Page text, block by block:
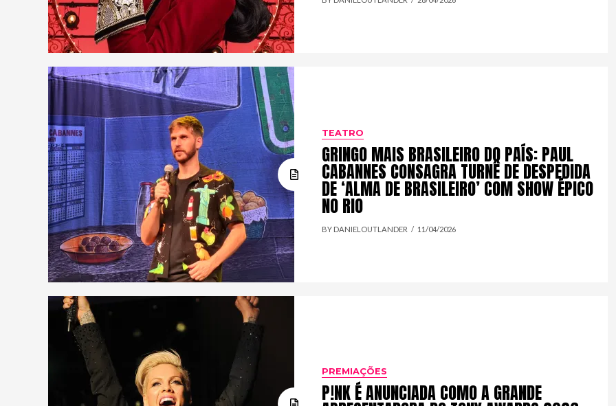
TEATRO
GRINGO MAIS BRASILEIRO DO PAÍS: PAUL
CABANNES CONSAGRA TURNÊ DE DESPEDIDA
DE ‘ALMA DE BRASILEIRO’ COM SHOW ÉPICO
NO RIO
BY DANIELOUTLANDER 11/04/2026
PREMIAÇÕES
P!NK É ANUNCIADA COMO A GRANDE